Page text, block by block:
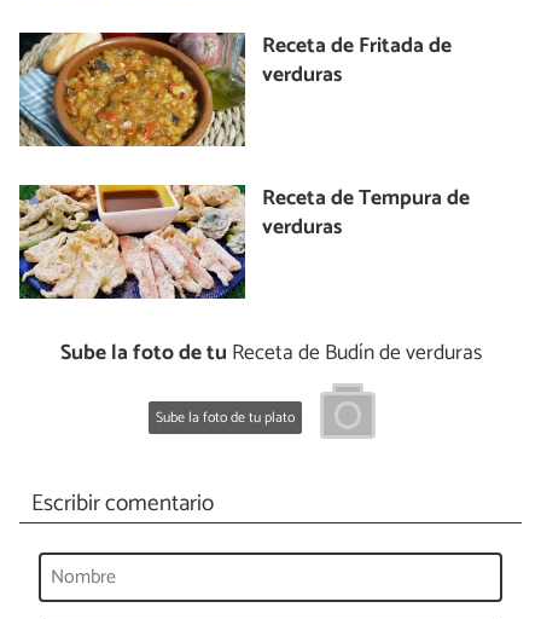
Receta de Fritada de
verduras
Receta de Tempura de
verduras
Sube la foto de tu Receta de Budín de verduras
Sube la foto de tu plato
Escribir comentario